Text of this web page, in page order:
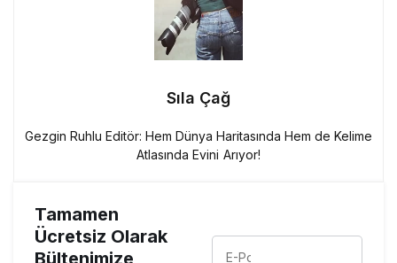
Sıla Çağ
Gezgin Ruhlu Editör: Hem Dünya Haritasında Hem de Kelime
Atlasında Evini Arıyor!
Tamamen
Ücretsiz Olarak
Bültenimize